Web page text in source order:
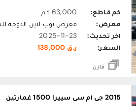
كم قاطع:
63,000 كم
معرض:
معرض توب لاين الدوحة
اخر تحديث:
2025-11-23
السعر:
ر.ق 138,000
قارن
2015 جي ام سي سييرا 1500 غمارتين